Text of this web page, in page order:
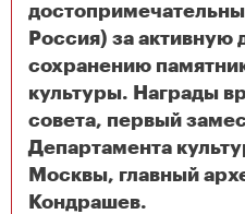
Россия) за активную
сохранению
культуры. Награды
совета, первый
Департамента
Москвы, главный
Кондрашев.